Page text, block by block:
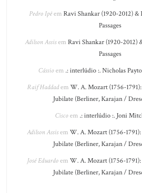
Pedro Ipêem Ravi Shankar (1920-2012) &
Passages
Adilson Assisem Ravi Shankar (1920-2012)
Passages
Cássioem .: interlúdio :. Nicholas
Raif Haddadem W. A. Mozart (1756-
Jubilate (Berliner, Karajan /
Ciscoem .: interlúdio :. Joni
Adilson Assisem W. A. Mozart (1756-
Jubilate (Berliner, Karajan /
José Eduardoem W. A. Mozart (1756-
Jubilate (Berliner, Karajan /